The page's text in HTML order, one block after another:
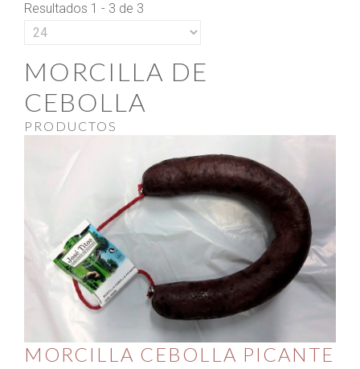
Resultados 1 - 3 de 3
MORCILLA DE
CEBOLLA
PRODUCTOS
MORCILLA CEBOLLA PICANTE